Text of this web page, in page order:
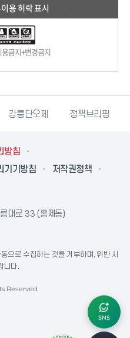
용 허락 표시
금지+변경금지
강릉단오제 정책브리핑
방침
기기방침
저작권정책
대로 33 (홍제동)
으로 수집하는 것을 거부하며, 위반 시
니다.
Reserved.
SNS